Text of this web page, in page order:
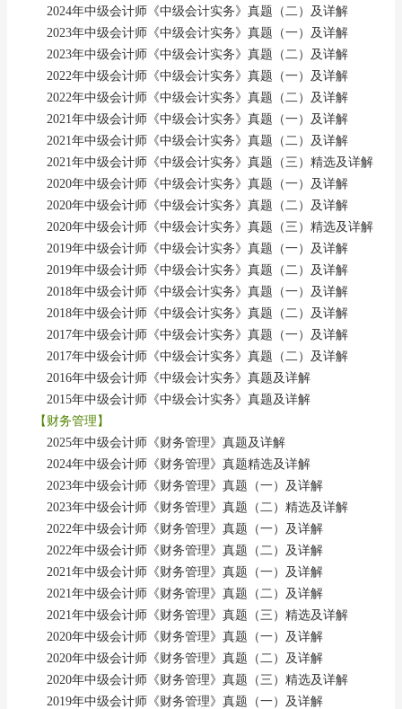
2024年中级会计师《中级会计实务》真题（二）及详解
2023年中级会计师《中级会计实务》真题（一）及详解
2023年中级会计师《中级会计实务》真题（二）及详解
2022年中级会计师《中级会计实务》真题（一）及详解
2022年中级会计师《中级会计实务》真题（二）及详解
2021年中级会计师《中级会计实务》真题（一）及详解
2021年中级会计师《中级会计实务》真题（二）及详解
2021年中级会计师《中级会计实务》真题（三）精选及详解
2020年中级会计师《中级会计实务》真题（一）及详解
2020年中级会计师《中级会计实务》真题（二）及详解
2020年中级会计师《中级会计实务》真题（三）精选及详解
2019年中级会计师《中级会计实务》真题（一）及详解
2019年中级会计师《中级会计实务》真题（二）及详解
2018年中级会计师《中级会计实务》真题（一）及详解
2018年中级会计师《中级会计实务》真题（二）及详解
2017年中级会计师《中级会计实务》真题（一）及详解
2017年中级会计师《中级会计实务》真题（二）及详解
2016年中级会计师《中级会计实务》真题及详解
2015年中级会计师《中级会计实务》真题及详解
【财务管理】
2025年中级会计师《财务管理》真题及详解
2024年中级会计师《财务管理》真题精选及详解
2023年中级会计师《财务管理》真题（一）及详解
2023年中级会计师《财务管理》真题（二）精选及详解
2022年中级会计师《财务管理》真题（一）及详解
2022年中级会计师《财务管理》真题（二）及详解
2021年中级会计师《财务管理》真题（一）及详解
2021年中级会计师《财务管理》真题（二）及详解
2021年中级会计师《财务管理》真题（三）精选及详解
2020年中级会计师《财务管理》真题（一）及详解
2020年中级会计师《财务管理》真题（二）及详解
2020年中级会计师《财务管理》真题（三）精选及详解
2019年中级会计师《财务管理》真题（一）及详解